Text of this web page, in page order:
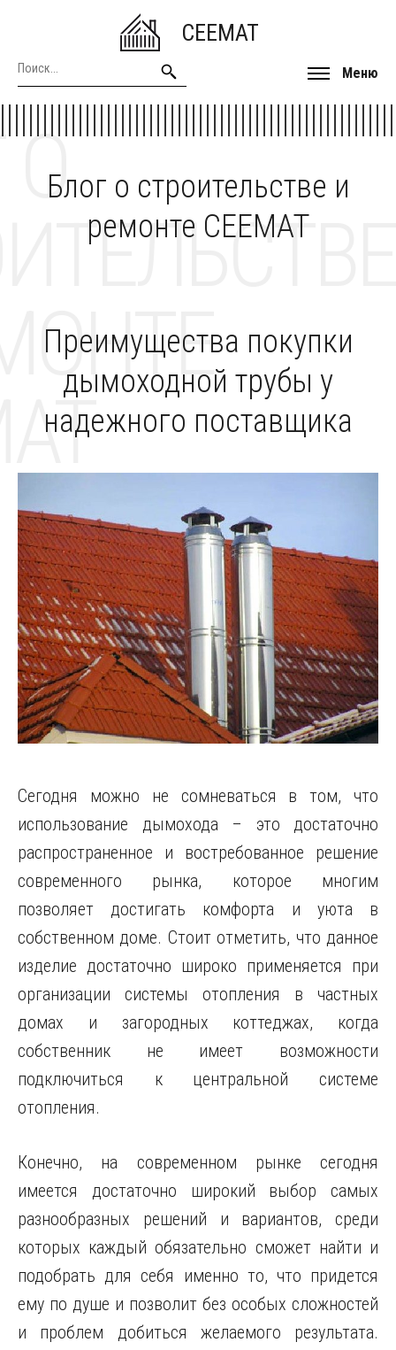
CEEMAT
Меню
Блог о строительстве и
ремонте CEEMAT
О
Преимущества покупки
дымоходной трубы у
надежного поставщика
Сегодня можно не сомневаться в том, что
использование дымохода – это достаточно
распространенное и востребованное решение
современного рынка, которое многим
позволяет достигать комфорта и уюта в
собственном доме. Стоит отметить, что данное
изделие достаточно широко применяется при
организации системы отопления в частных
домах и загородных коттеджах, когда
собственник не имеет возможности
подключиться к центральной системе
отопления.
Конечно, на современном рынке сегодня
имеется достаточно широкий выбор самых
разнообразных решений и вариантов, среди
которых каждый обязательно сможет найти и
подобрать для себя именно то, что придется
ему по душе и позволит без особых сложностей
и проблем добиться желаемого результата.